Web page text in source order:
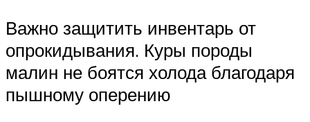
Важно защитить инвентарь от
опрокидывания. Куры породы
малин не боятся холода благодаря
пышному оперению